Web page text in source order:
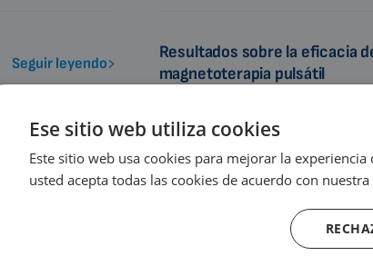
Seguir leyendo
Resultados sobre la eficacia
magnetoterapia pulsátil
Seguir leyendo
Grupo de 121 pacientes que
de neuropatía diabética
Lesión de la raíz nerviosa por
Ese sitio web utiliza cookies
Este sitio web usa cookies para mejorar la
usted acepta todas las cookies de acuerdo con